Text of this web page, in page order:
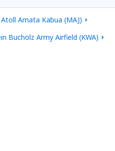
Amata Kabua (MAJ)
Bucholz Army Airfield (KWA)